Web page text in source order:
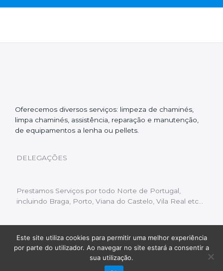
Oferecemos diversos serviços: limpeza de chaminés,
limpa chaminés, assistência, reparação e manutenção,
de equipamentos a lenha ou pellets.
DELEGAÇÕES
Prestamos Serviços por todo Norte de Portugal,
incluindo Braga, Porto, Viana do Castelo, Vila Real etc…
Livro de Reclamações | Política de Privacidade
Copyright © 2022 Limpeza Chaminés | Desenvolvido
Fluxo Digital – a inovar a web
Este site utiliza cookies para permitir uma melhor experiência
por parte do utilizador. Ao navegar no site estará a consentir a
sua utilização.